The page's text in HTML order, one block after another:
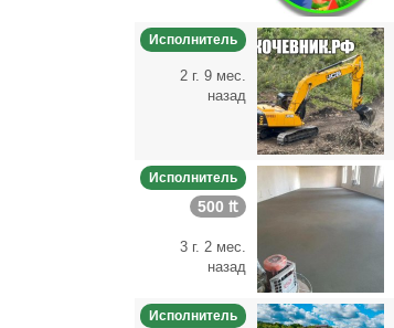
Исполнитель
2 г. 9 мес.
назад
Исполнитель
500 ₶
3 г. 2 мес.
назад
Исполнитель